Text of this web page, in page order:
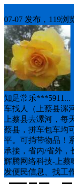
07-07 发布，119浏
知足常乐***5911...
车找人（上蔡县漯
上蔡县去漯河，每
蔡县，拼车包车均
平。可捎带物品！
承接，省内/省外，
辉腾网络科技-上蔡
发便民信息、找工